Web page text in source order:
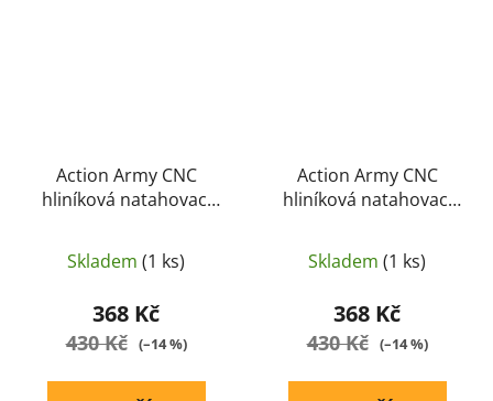
Action Army CNC
hliníková natahovací
ČERNÝ
Skladem (1 ks)
368 Kč
430 Kč (–14 %)
Action Army CNC
hliníková natahovací
ČERVENÁ
Skladem (1 ks)
368 Kč
430 Kč (–14 %)